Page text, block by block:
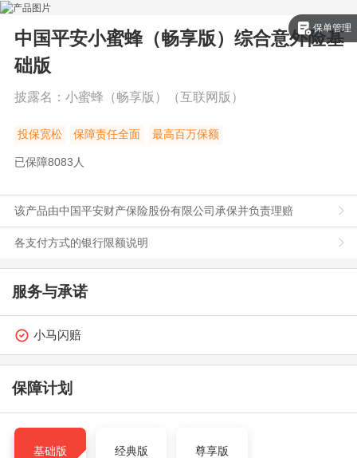
中国平安小蜜蜂（畅享版）综合意外险基
础版
披露名： 小蜜蜂（畅享版）（互联网版）
投保宽松 保障责任全面 最高百万保额
已保障8083 人
该产品由中国平安财产保险股份有限公司承保并负责理赔
各支付方式的银行限额说明
保单管理
服务与承诺
小马闪赔
保障计划
基础版 经典版 尊享版